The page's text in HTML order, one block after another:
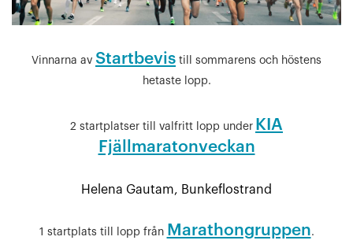
Vinnarna av Startbevis till sommarens och höstens
hetaste lopp.
2 startplatser till valfritt lopp under KIA
Fjällmaratonveckan
Helena Gautam, Bunkeflostrand
1 startplats till lopp från Marathongruppen.